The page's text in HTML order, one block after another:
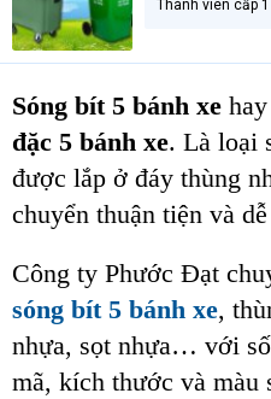
Thành viên cấp 1
Sóng bít 5 bánh xe
đặc 5 bánh xe. Là loại
được lắp ở đáy thùng
chuyển thuận tiện và
Công ty Phước Đạt
sóng bít 5 bánh xe,
nhựa, sọt nhựa… với
mã, kích thước và màu